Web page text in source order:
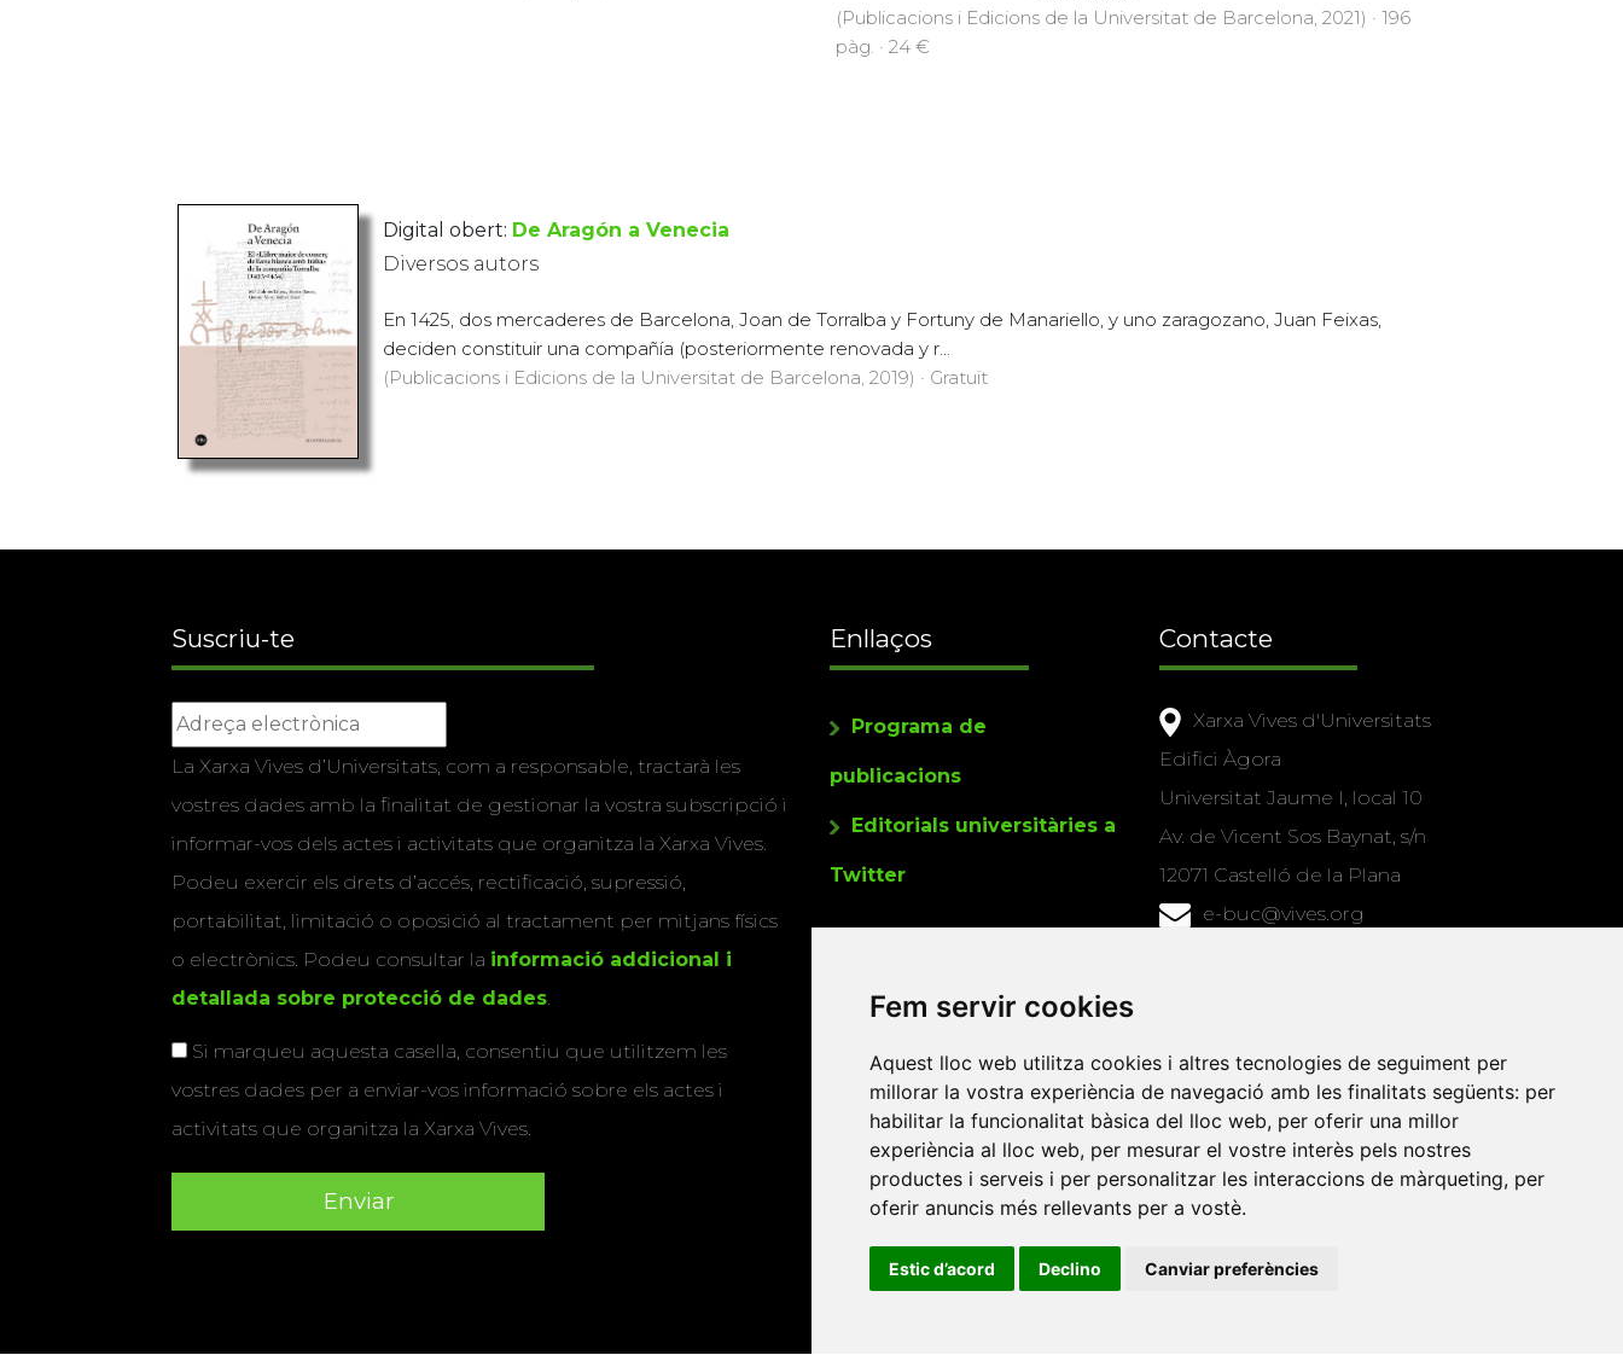
Fem servir cookies
Aquest lloc web utilitza cookies i altres tecnologies de seguiment per
millorar la vostra experiència de navegació amb les finalitats següents: per
habilitar la funcionalitat bàsica del lloc web, per oferir una millor
experiència al lloc web, per mesurar el vostre interès pels nostres
productes i serveis i per personalitzar les interaccions de màrqueting, per
oferir anuncis més rellevants per a vostè.
Estic d’acord Declino Canviar preferències
(Publicacions i Edicions de la Universitat de Barcelona, 2021) · 196
pàg. · 24 €
Digital obert: De Aragón a Venecia
Diversos autors
En 1425, dos mercaderes de Barcelona, Joan de Torralba y For­tuny de Manariello, y uno zaragozano, Juan Feixas,
deciden constituir una compañía (posteriormente renovada y r...
(Publicacions i Edicions de la Universitat de Barcelona, 2019) · Gratuït
Suscriu-te
La Xarxa Vives d’Universitats, com a responsable, tractarà les
vostres dades amb la finalitat de gestionar la vostra subscripció i
informar-vos dels actes i activitats que organitza la Xarxa Vives.
Podeu exercir els drets d’accés, rectificació, supressió,
portabilitat, limitació o oposició al tractament per mitjans físics
o electrònics. Podeu consultar la informació addicional i
detallada sobre protecció de dades
Si marqueu aquesta casella, consentiu que utilitzem les
vostres dades per a enviar-vos informació sobre els actes i
activitats que organitza la Xarxa Vives.
Enllaços
Programa de
publicacions
Editorials universitàries a
Twitter
Contacte
Xarxa Vives d'Universitats
Edifici Àgora
Universitat Jaume I, local 10
Av. de Vicent Sos Baynat, s/n
12071 Castelló de la Plana
e-buc@vives.org
de